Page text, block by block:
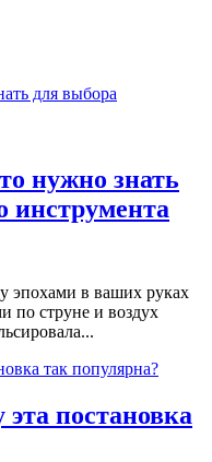
нужно знать
инструмента
эпохами в ваших руках
по струне и воздух
постановка